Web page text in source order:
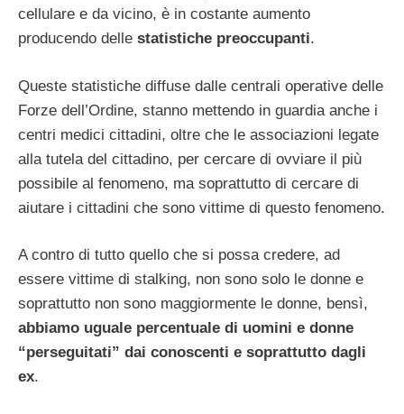
cellulare e da vicino, è in costante aumento
producendo delle statistiche preoccupanti.
Queste statistiche diffuse dalle centrali operative delle
Forze dell’Ordine, stanno mettendo in guardia anche i
centri medici cittadini, oltre che le associazioni legate
alla tutela del cittadino, per cercare di ovviare il più
possibile al fenomeno, ma soprattutto di cercare di
aiutare i cittadini che sono vittime di questo fenomeno.
A contro di tutto quello che si possa credere, ad
essere vittime di stalking, non sono solo le donne e
soprattutto non sono maggiormente le donne, bensì,
abbiamo uguale percentuale di uomini e donne
“perseguitati” dai conoscenti e soprattutto dagli
ex.